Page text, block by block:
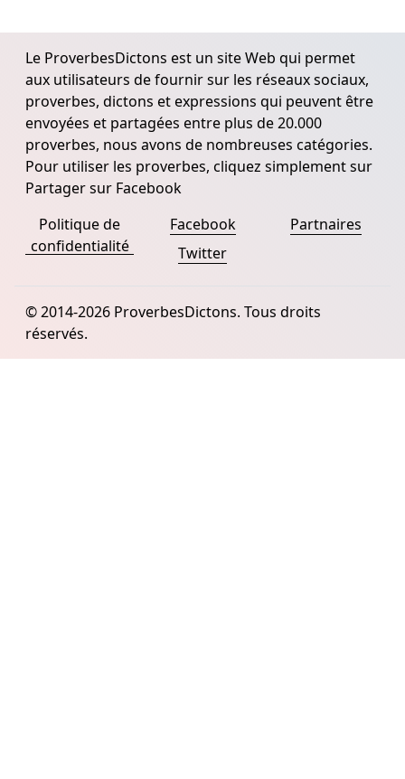
Le ProverbesDictons est un site Web qui permet
aux utilisateurs de fournir sur les réseaux sociaux,
proverbes, dictons et expressions qui peuvent être
envoyées et partagées entre plus de 20.000
proverbes, nous avons de nombreuses catégories.
Pour utiliser les proverbes, cliquez simplement sur
Partager sur Facebook
Politique de
confidentialité
Facebook
Twitter
Partnaires
© 2014-2026 ProverbesDictons. Tous droits
réservés.